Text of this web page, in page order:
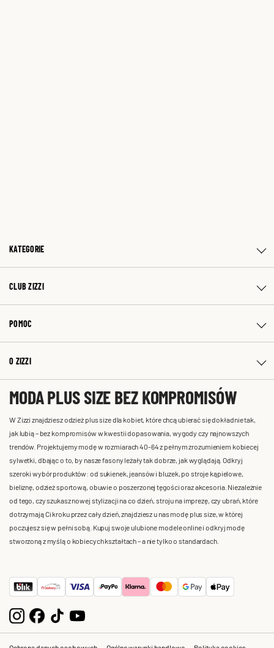
KATEGORIE
CLUB ZIZZI
POMOC
O ZIZZI
MODA PLUS SIZE BEZ KOMPROMISÓW
W Zizzi znajdziesz odzież plus size dla kobiet, które chcą ubierać się dokładnie tak,
jak lubią – bez kompromisów w kwestii dopasowania, wygody czy najnowszych
trendów. Projektujemy modę w rozmiarach 40-64 z pełnym zrozumieniem kobiecej
sylwetki, dbając o to, by nasze fasony leżały tak dobrze, jak wyglądają. Odkryj
szeroki wybór produktów: od sukienek, jeansów i bluzek, po stroje kąpielowe,
bieliznę, odzież sportową, obuwie o poszerzonej tęgości oraz akcesoria. Niezależnie
od tego, czy szukasz nowej stylizacji na co dzień, stroju na imprezę, czy ubrań, które
dotrzymają Ci kroku przez cały dzień, znajdziesz u nas modę plus size, w której
poczujesz się w pełni sobą. Kupuj swoje ulubione modele online i odkryj modę
stworzoną z myślą o kobiecych kształtach – a nie tylko o standardach.